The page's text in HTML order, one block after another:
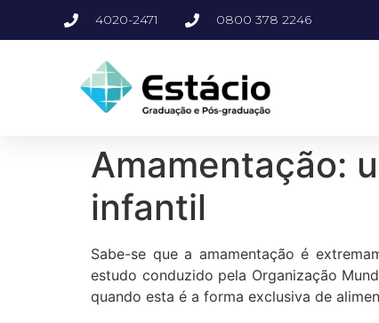
4020-2471 0800 378 2246
Amamentação:
infantil
Sabe-se que a amamentação é
estudo conduzido pela Organização
quando esta é a forma exclusiva de